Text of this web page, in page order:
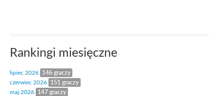
Rankingi miesięczne
lipiec 2026
146 graczy
czerwiec 2026
151 graczy
maj 2026
147 graczy